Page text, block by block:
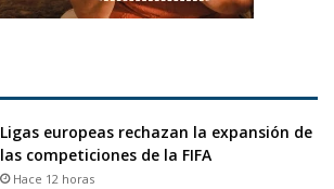
Ligas europeas rechazan la expansión de
las competiciones de la FIFA
Hace 12 horas